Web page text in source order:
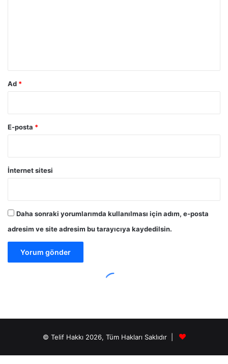
© Telif Hakkı 2026, Tüm Hakları Saklıdır |